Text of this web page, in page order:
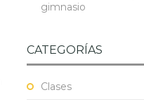
gimnasio
CATEGORÍAS
Clases